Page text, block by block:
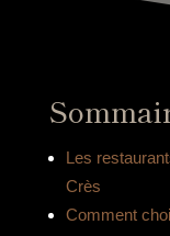
Les
Crès
Comment